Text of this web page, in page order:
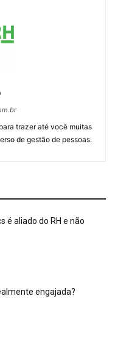
trazer até você muitas
de gestão de pessoas.
é aliado do RH e não
engajada?